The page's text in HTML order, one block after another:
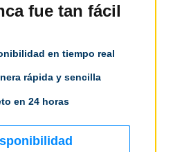
fue tan fácil
en tiempo real
rápida y sencilla
en 24 horas